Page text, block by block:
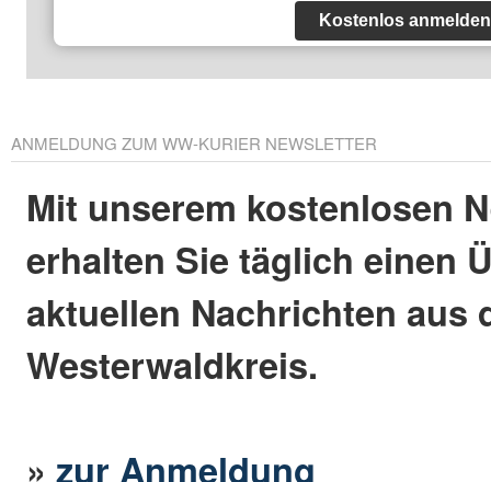
Kostenlos anmelden
ANMELDUNG ZUM WW-KURIER NEWSLETTER
Mit unserem kostenlosen
erhalten Sie täglich einen
aktuellen Nachrichten aus
Westerwaldkreis.
»zur Anmeldung